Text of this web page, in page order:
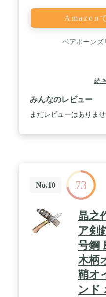
Amazon
ベアボーンズ
続
みんなのレビュー
まだレビューはありま
No.10 73
晶之
ア剣
号鋼
木柄
鞘オ
ンド